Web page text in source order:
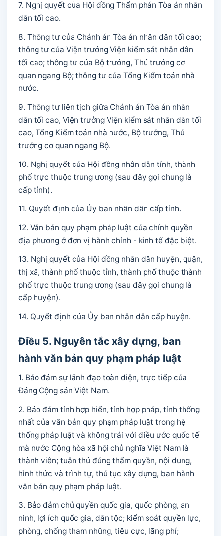
7. Nghị quyết của Hội đồng Thẩm phán Tòa án nhân
dân tối cao.
8. Thông tư của Chánh án Tòa án nhân dân tối cao;
thông tư của Viện trưởng Viện kiểm sát nhân dân
tối cao; thông tư của Bộ trưởng, Thủ trưởng cơ
quan ngang Bộ; thông tư của Tổng Kiểm toán nhà
nước.
9. Thông tư liên tịch giữa Chánh án Tòa án nhân
dân tối cao, Viện trưởng Viện kiểm sát nhân dân tối
cao, Tổng Kiểm toán nhà nước, Bộ trưởng, Thủ
trưởng cơ quan ngang Bộ.
10. Nghị quyết của Hội đồng nhân dân tỉnh, thành
phố trực thuộc trung ương (sau đây gọi chung là
cấp tỉnh).
11. Quyết định của Ủy ban nhân dân cấp tỉnh.
12. Văn bản quy phạm pháp luật của chính quyền
địa phương ở đơn vị hành chính - kinh tế đặc biệt.
13. Nghị quyết của Hội đồng nhân dân huyện, quận,
thị xã, thành phố thuộc tỉnh, thành phố thuộc thành
phố trực thuộc trung ương (sau đây gọi chung là
cấp huyện).
14. Quyết định của Ủy ban nhân dân cấp huyện.
Điều 5. Nguyên tắc xây dựng, ban
hành văn bản quy phạm pháp luật
1. Bảo đảm sự lãnh đạo toàn diện, trực tiếp của
Đảng Cộng sản Việt Nam.
2. Bảo đảm tính hợp hiến, tính hợp pháp, tính thống
nhất của văn bản quy phạm pháp luật trong hệ
thống pháp luật và không trái với điều ước quốc tế
mà nước Cộng hòa xã hội chủ nghĩa Việt Nam là
thành viên; tuân thủ đúng thẩm quyền, nội dung,
hình thức và trình tự, thủ tục xây dựng, ban hành
văn bản quy phạm pháp luật.
3. Bảo đảm chủ quyền quốc gia, quốc phòng, an
ninh, lợi ích quốc gia, dân tộc; kiểm soát quyền lực,
phòng, chống tham nhũng, tiêu cực, lãng phí;